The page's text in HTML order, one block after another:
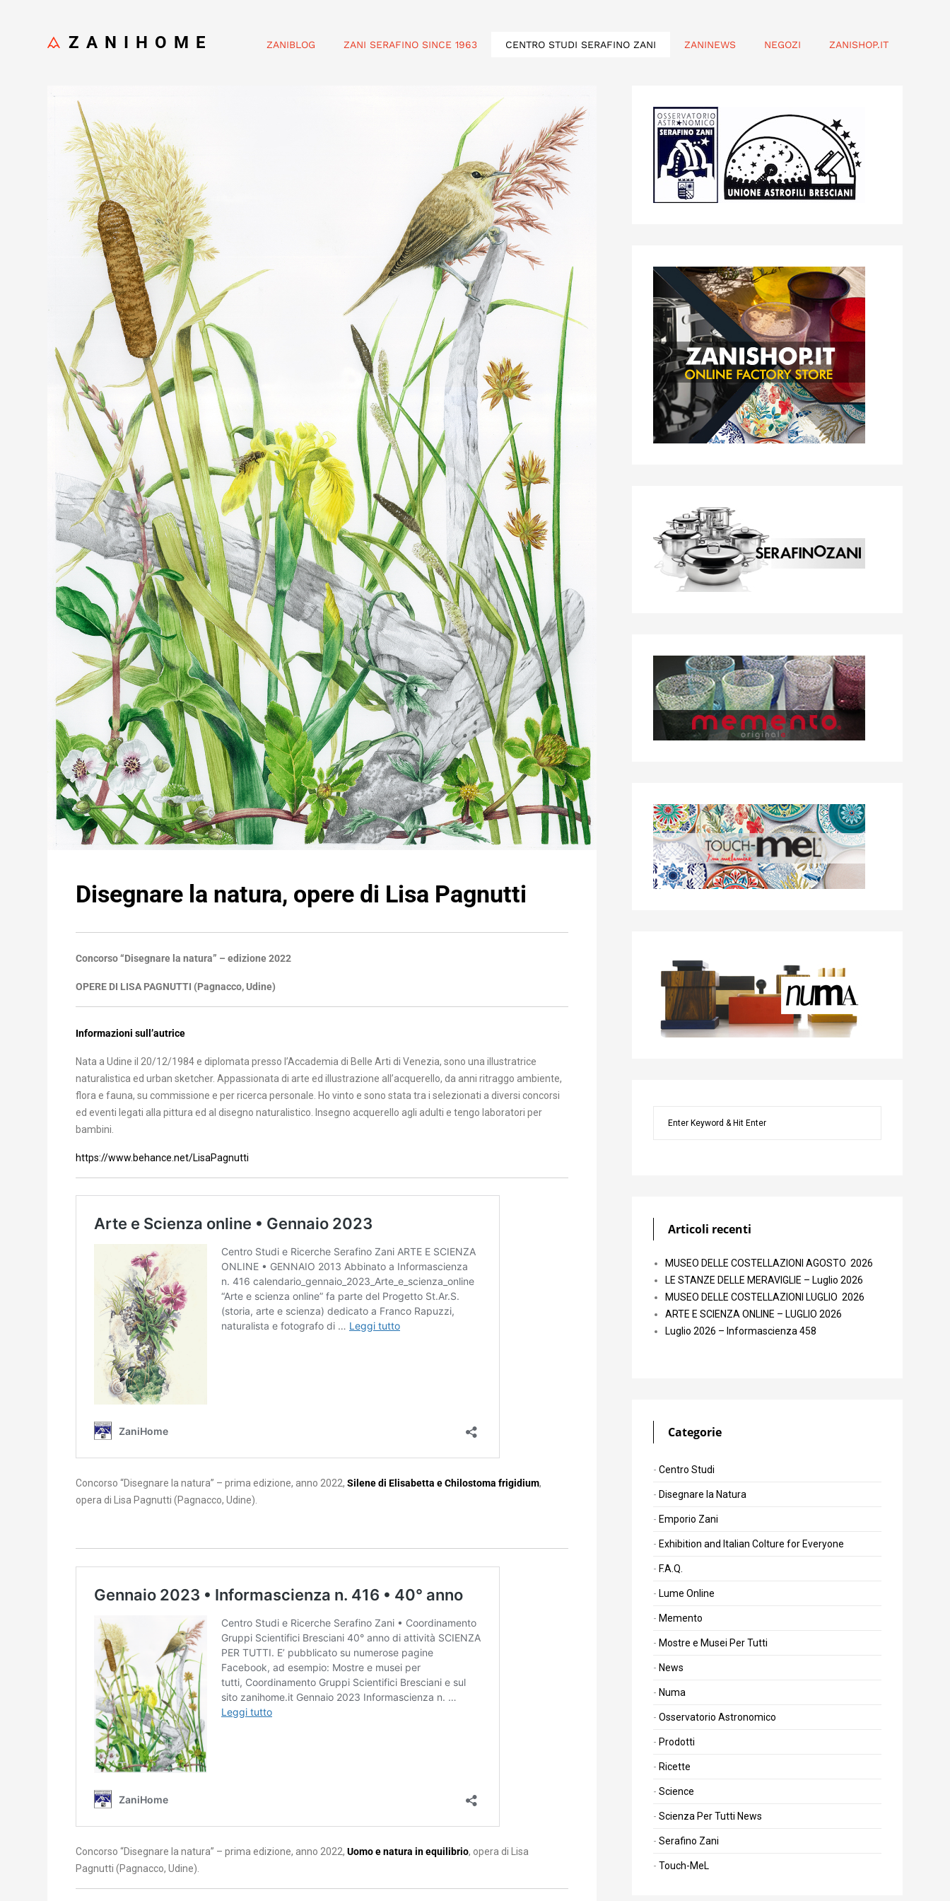
ZANIHOME ZANIBLOG ZANI SERAFINO SINCE 1963 CENTRO STUDI SERAFINO ZANI ZANINEWS NEGOZI ZANISHOP.IT
Disegnare la natura, opere di Lisa Pagnutti
Concorso “Disegnare la natura” – edizione 2022
OPERE DI LISA PAGNUTTI (Pagnacco, Udine)
Informazioni sull’autrice
Nata a Udine il 20/12/1984 e diplomata presso l’Accademia di Belle Arti di Venezia, sono una illustratrice
naturalistica ed urban sketcher. Appassionata di arte ed illustrazione all’acquerello, da anni ritraggo ambiente,
flora e fauna, su commissione e per ricerca personale. Ho vinto e sono stata tra i selezionati a diversi concorsi
ed eventi legati alla pittura ed al disegno naturalistico. Insegno acquerello agli adulti e tengo laboratori per
bambini.
https://www.behance.net/LisaPagnutti
Concorso “Disegnare la natura” – prima edizione, anno 2022, Silene di Elisabetta e Chilostoma frigidium,
opera di Lisa Pagnutti (Pagnacco, Udine).
Concorso “Disegnare la natura” – prima edizione, anno 2022, Uomo e natura in equilibrio, opera di Lisa
Pagnutti (Pagnacco, Udine).
Articoli recenti
MUSEO DELLE COSTELLAZIONI AGOSTO 2026
LE STANZE DELLE MERAVIGLIE – Luglio 2026
MUSEO DELLE COSTELLAZIONI LUGLIO 2026
ARTE E SCIENZA ONLINE – LUGLIO 2026
Luglio 2026 – Informascienza 458
Categorie
Centro Studi
Disegnare la Natura
Emporio Zani
Exhibition and Italian Colture for Everyone
F.A.Q.
Lume Online
Memento
Mostre e Musei Per Tutti
News
Numa
Osservatorio Astronomico
Prodotti
Ricette
Science
Scienza Per Tutti News
Serafino Zani
Touch-MeL